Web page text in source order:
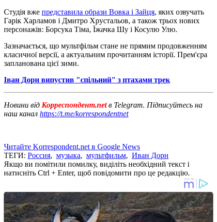
Студія вже представила образи Вовка і Зайця, яких озвучать
Гарік Харламов і Дмитро Хрустальов, а також трьох нових
персонажів: Борсука Тіма, Їжачка Шу і Косулю Улю.
Зазначається, що мультфільм стане не прямим продовженням
класичної версії, а актуальним прочитанням історії. Прем'єра
запланована цієї зими.
Іван Дорн випустив "спільний" з птахами трек
Новини від Корреспондент.netв Telegram. Підписуйтесь на
наш канал https://t.me/korrespondentnet
Читайте Korrespondent.net в Google News
ТЕГИ: Россия, музыка, мультфильм, Иван Дорн
Якщо ви помітили помилку, виділіть необхідний текст і
натисніть Ctrl + Enter, щоб повідомити про це редакцію.